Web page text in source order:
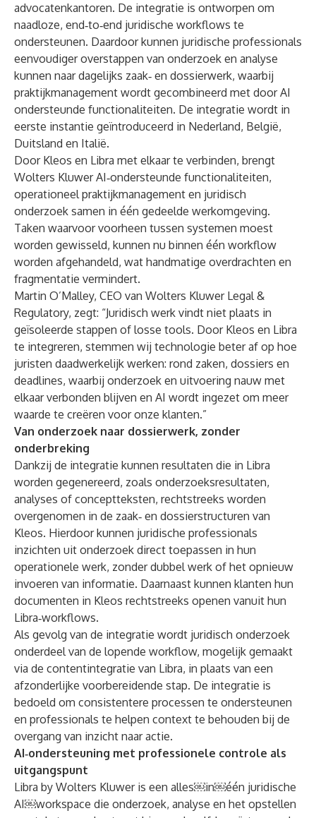
advocatenkantoren. De integratie is ontworpen om
naadloze, end‑to‑end juridische workflows te
ondersteunen. Daardoor kunnen juridische professionals
eenvoudiger overstappen van onderzoek en analyse
kunnen naar dagelijks zaak‑ en dossierwerk, waarbij
praktijkmanagement wordt gecombineerd met door AI
ondersteunde functionaliteiten. De integratie wordt in
eerste instantie geïntroduceerd in Nederland, België,
Duitsland en Italië.
Door Kleos en Libra met elkaar te verbinden, brengt
Wolters Kluwer AI‑ondersteunde functionaliteiten,
operationeel praktijkmanagement en juridisch
onderzoek samen in één gedeelde werkomgeving.
Taken waarvoor voorheen tussen systemen moest
worden gewisseld, kunnen nu binnen één workflow
worden afgehandeld, wat handmatige overdrachten en
fragmentatie vermindert.
Martin O’Malley, CEO van Wolters Kluwer Legal &
Regulatory, zegt: “Juridisch werk vindt niet plaats in
geïsoleerde stappen of losse tools. Door Kleos en Libra
te integreren, stemmen wij technologie beter af op hoe
juristen daadwerkelijk werken: rond zaken, dossiers en
deadlines, waarbij onderzoek en uitvoering nauw met
elkaar verbonden blijven en AI wordt ingezet om meer
waarde te creëren voor onze klanten.”
Van onderzoek naar dossierwerk, zonder
onderbreking
Dankzij de integratie kunnen resultaten die in Libra
worden gegenereerd, zoals onderzoeksresultaten,
analyses of conceptteksten, rechtstreeks worden
overgenomen in de zaak‑ en dossierstructuren van
Kleos. Hierdoor kunnen juridische professionals
inzichten uit onderzoek direct toepassen in hun
operationele werk, zonder dubbel werk of het opnieuw
invoeren van informatie. Daarnaast kunnen klanten hun
documenten in Kleos rechtstreeks openen vanuit hun
Libra‑workflows.
Als gevolg van de integratie wordt juridisch onderzoek
onderdeel van de lopende workflow, mogelijk gemaakt
via de contentintegratie van Libra, in plaats van een
afzonderlijke voorbereidende stap. De integratie is
bedoeld om consistentere processen te ondersteunen
en professionals te helpen context te behouden bij de
overgang van inzicht naar actie.
AI‑ondersteuning met professionele controle als
uitgangspunt
Libra by Wolters Kluweris een alles￼in￼één juridische
AI￼workspace die onderzoek, analyse en het opstellen